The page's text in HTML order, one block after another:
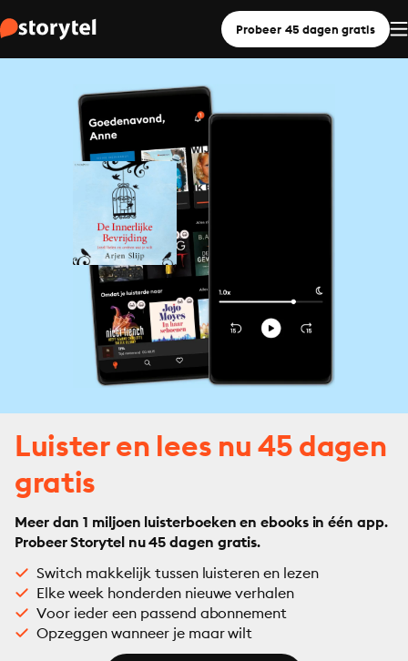
Probeer 45 dagen gratis
Luister en lees nu 45 dagen
gratis
Meer dan 1 miljoen luisterboeken en ebooks in één app.
Probeer Storytel nu 45 dagen gratis.
Switch makkelijk tussen luisteren en lezen
Elke week honderden nieuwe verhalen
Voor ieder een passend abonnement
Opzeggen wanneer je maar wilt